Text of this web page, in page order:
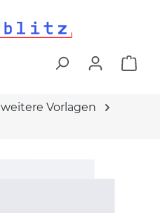
weitere Vorlagen